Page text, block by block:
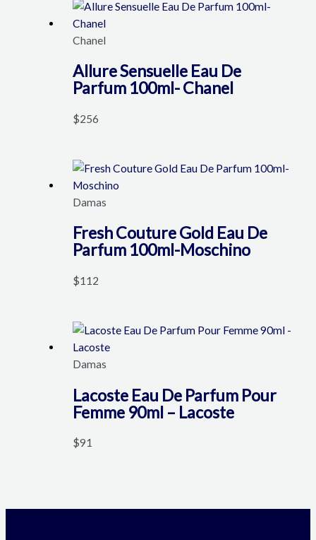
Chanel
Allure Sensuelle Eau De
Parfum 100ml- Chanel
$256
Damas
Fresh Couture Gold Eau De
Parfum 100ml-Moschino
$112
Damas
Lacoste Eau De Parfum Pour
Femme 90ml – Lacoste
$91